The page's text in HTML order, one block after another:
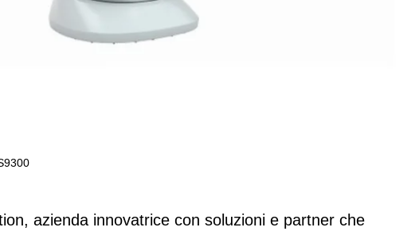
la serie DS9300
azienda innovatrice con soluzioni e partner che